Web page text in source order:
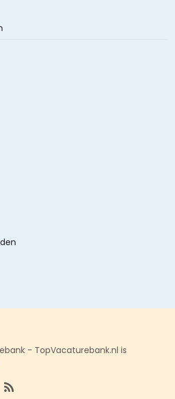
- TopVacaturebank.nl is
(twitter)
linkedin
Bekijk rss